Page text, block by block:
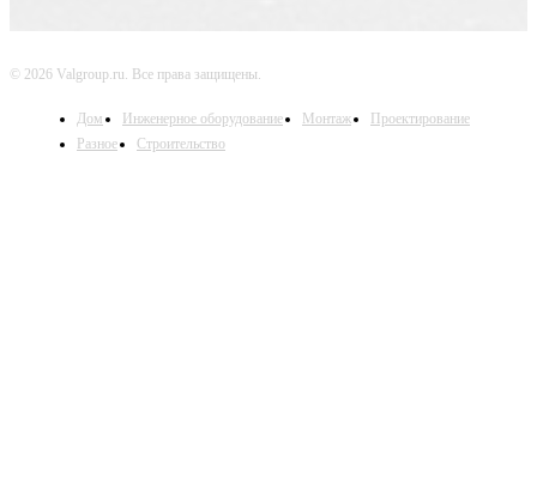
© 2026 Valgroup.ru. Все права защищены.
Дом Инженерное оборудование Монтаж
Проектирование
Разное
Строительство